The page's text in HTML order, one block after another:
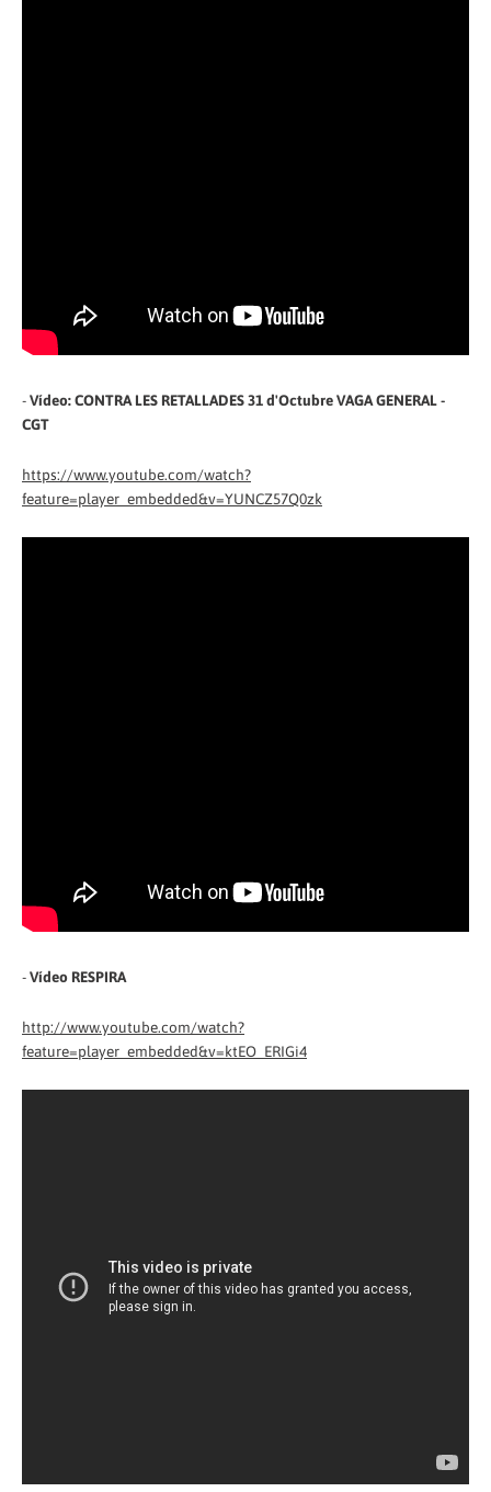
-Vídeo: CONTRA LES RETALLADES 31 d'Octubre VAGA GENERAL -
CGT
https://www.youtube.com/watch?
feature=player_embedded&v=YUNCZ57Q0zk
-Vídeo RESPIRA
http://www.youtube.com/watch?
feature=player_embedded&v=ktEO_ERIGi4